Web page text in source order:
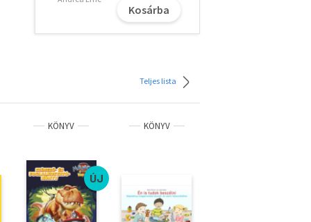
Kosárba
Teljes lista
KÖNYV
ÚJ
KÖNYV